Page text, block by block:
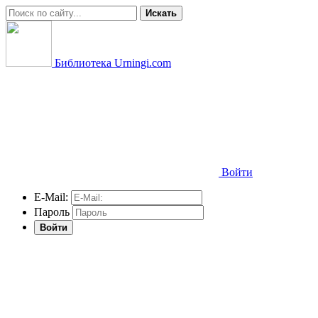
Искать
Библиотека Urningi.com
Войти
E-Mail:
Пароль
Войти